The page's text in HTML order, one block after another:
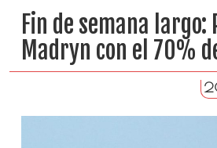
Fin de semana largo:
Madryn con el 70%